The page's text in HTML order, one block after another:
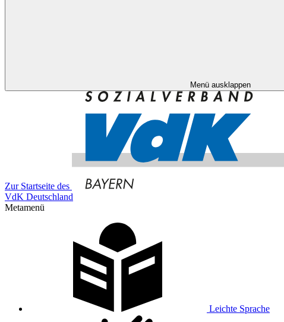
Menü ausklappen
Zur Startseite des
VdK Deutschland
Metamenü
Leichte Sprache